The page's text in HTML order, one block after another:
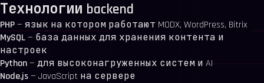
Технологии backend
PHP— язык на котором работают MODX, WordPress, Bitrix
MySQL— база данных для хранения контента и
настроек
Python— для высоконагруженных систем и AI
Node.js— JavaScript на сервере